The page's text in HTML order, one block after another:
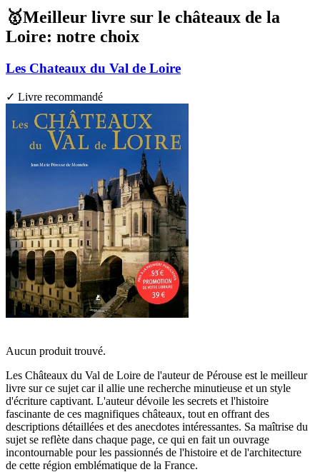
🥇Meilleur livre sur le châteaux de la
Loire: notre choix
Les Chateaux du Val de Loire
✓ Livre recommandé
Aucun produit trouvé.
Les Châteaux du Val de Loire de l'auteur de Pérouse est le meilleur
livre sur ce sujet car il allie une recherche minutieuse et un style
d'écriture captivant. L'auteur dévoile les secrets et l'histoire
fascinante de ces magnifiques châteaux, tout en offrant des
descriptions détaillées et des anecdotes intéressantes. Sa maîtrise du
sujet se reflète dans chaque page, ce qui en fait un ouvrage
incontournable pour les passionnés de l'histoire et de l'architecture
de cette région emblématique de la France.